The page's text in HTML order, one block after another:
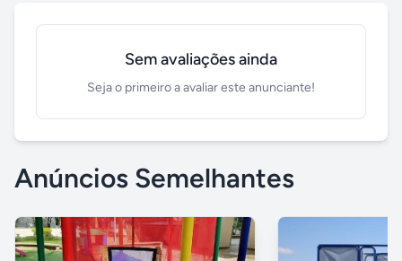
Sem avaliações ainda
Seja o primeiro a avaliar este anunciante!
Anúncios Semelhantes